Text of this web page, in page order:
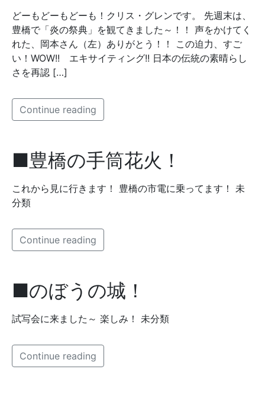
どーもどーもどーも！クリス・グレンです。 先週末は、
豊橋で「炎の祭典」を観てきました～！！ 声をかけてく
れた、岡本さん（左）ありがとう！！ この迫力、すご
い！WOW!! エキサイティング!! 日本の伝統の素晴らし
さを再認 […]
Continue reading
■豊橋の手筒花火！
これから見に行きます！ 豊橋の市電に乗ってます！ 未
分類
Continue reading
■のぼうの城！
試写会に来ました～ 楽しみ！ 未分類
Continue reading